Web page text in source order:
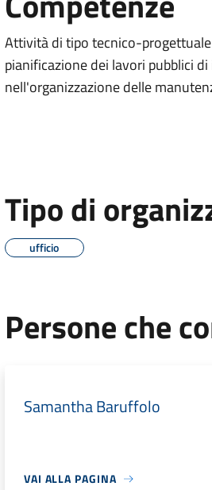
Attività di tipo tecnico-
pianificazione dei lavori pubblici
nell'organizzazione delle
Tipo di
ufficio
Persone che
Samantha Baruffolo
VAI ALLA PAGINA